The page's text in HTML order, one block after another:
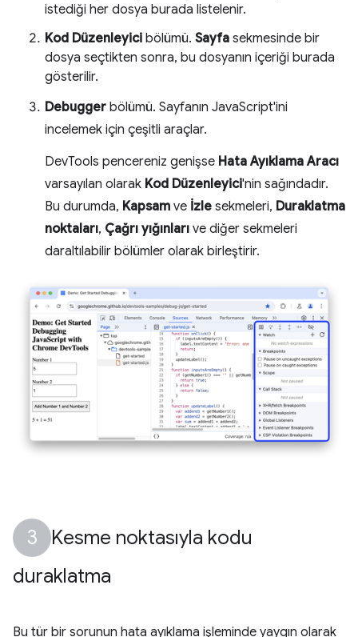
istediği her dosya burada listelenir.
Kod Düzenleyici bölümü. Sayfa sekmesinde bir
dosya seçtikten sonra, bu dosyanın içeriği burada
gösterilir.
Debugger bölümü. Sayfanın JavaScript'ini
incelemek için çeşitli araçlar.
DevTools pencereniz genişse Hata Ayıklama Aracı
varsayılan olarak Kod Düzenleyici'nin sağındadır.
Bu durumda, Kapsam ve İzle sekmeleri, Duraklatma
noktaları, Çağrı yığınları ve diğer sekmeleri
daraltılabilir bölümler olarak birleştirir.
Kesme noktasıyla kodu
duraklatma
Bu tür bir sorunun hata ayıklama işleminde yaygın olarak